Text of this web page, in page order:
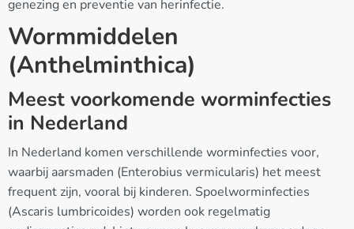
genezing en preventie van herinfectie.
Wormmiddelen
(Anthelminthica)
Meest voorkomende worminfecties
in Nederland
In Nederland komen verschillende worminfecties voor,
waarbij aarsmaden (Enterobius vermicularis) het meest
frequent zijn, vooral bij kinderen. Spoelworminfecties
(Ascaris lumbricoides) worden ook regelmatig